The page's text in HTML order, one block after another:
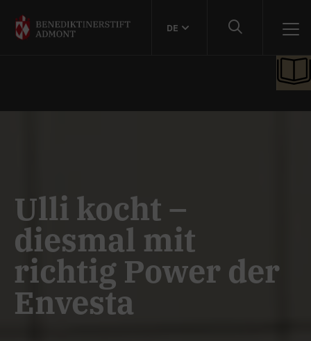
DE
Ulli kocht –
diesmal mit
richtig Power der
Envesta